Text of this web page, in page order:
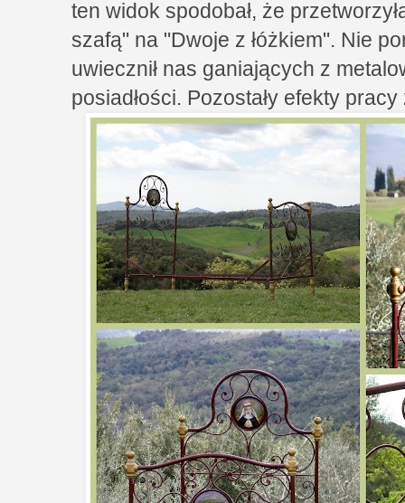
ten widok spodobał, że
szafą" na "Dwoje z łóżkiem". Nie
uwiecznił nas ganiających z
posiadłości. Pozostały efekty